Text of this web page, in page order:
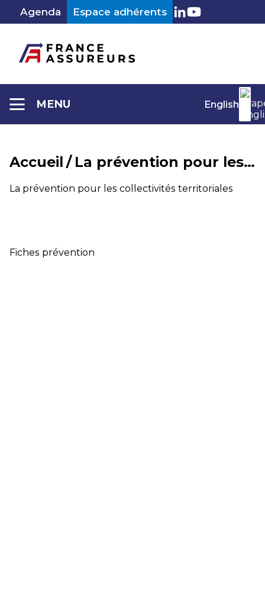
contenu
Agenda Espace adhérents LinkedIn
Youtube
MENU English
Accueil / La prévention pour les collectivités territoriales
La prévention pour les collectivités territoriales
Fiches prévention